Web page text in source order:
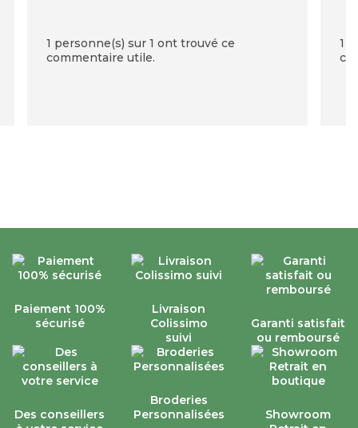
1 personne(s) sur 1 ont trouvé ce
commentaire utile.
1
Paiement 100%
sécurisé
Livraison
Colissimo
suivi
Garanti satisfait
ou remboursé
Des conseillers
Broderies
Personnalisées
Showroom